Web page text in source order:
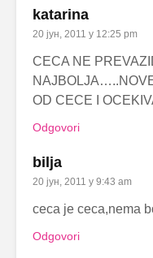
katarina
20 јун, 2011 у 12:25 pm
CECA NE
OD CECE I
Odgovori
bilja
20 јун, 2011 у 9:43 am
ceca je ceca,nema
Odgovori